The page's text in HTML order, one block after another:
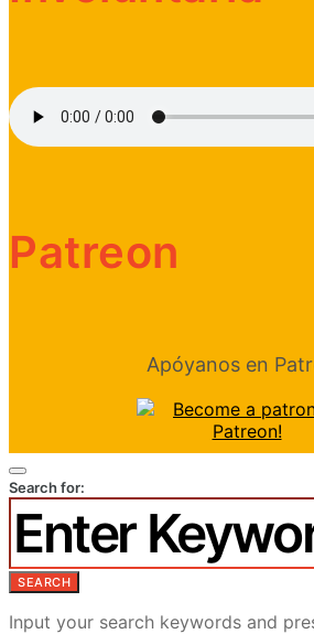
Patreon
Apóyanos en
Search for:
SEARCH
Input your search keywords and